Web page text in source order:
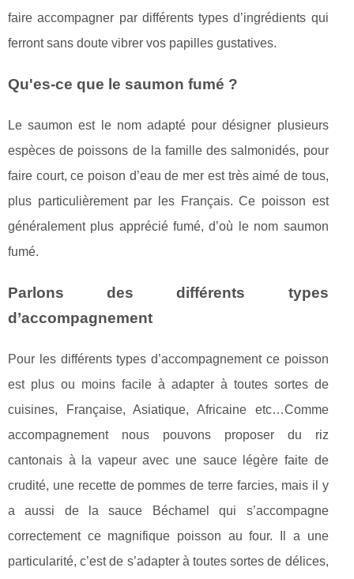
faire accompagner par différents types d’ingrédients qui
ferront sans doute vibrer vos papilles gustatives.
Qu'es-ce que le saumon fumé ?
Le saumon est le nom adapté pour désigner plusieurs
espèces de poissons de la famille des salmonidés, pour
faire court, ce poison d’eau de mer est très aimé de tous,
plus particulièrement par les Français. Ce poisson est
généralement plus apprécié fumé, d’où le nom saumon
fumé.
Parlons des différents types
d’accompagnement
Pour les différents types d’accompagnement ce poisson
est plus ou moins facile à adapter à toutes sortes de
cuisines, Française, Asiatique, Africaine etc…Comme
accompagnement nous pouvons proposer du riz
cantonais à la vapeur avec une sauce légère faite de
crudité, une recette de pommes de terre farcies, mais il y
a aussi de la sauce Béchamel qui s’accompagne
correctement ce magnifique poisson au four. Il a une
particularité, c’est de s’adapter à toutes sortes de délices,